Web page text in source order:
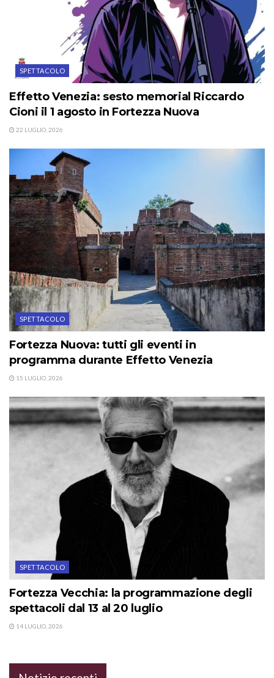
SPETTACOLO
Effetto Venezia: sesto memorial Riccardo
Cioni il 1 agosto in Fortezza Nuova
22 LUGLIO, 2026
SPETTACOLO
Fortezza Nuova: tutti gli eventi in
programma durante Effetto Venezia
15 LUGLIO, 2026
SPETTACOLO
Fortezza Vecchia: la programmazione degli
spettacoli dal 13 al 20 luglio
14 LUGLIO, 2026